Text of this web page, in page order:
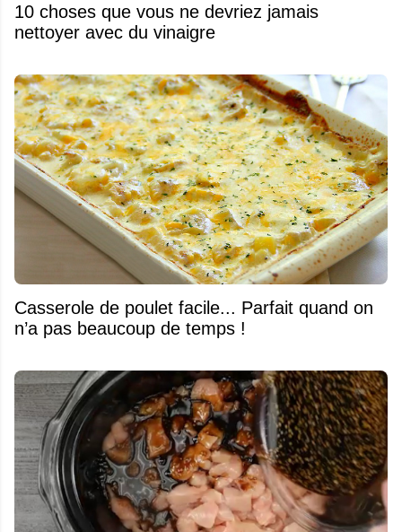
10 choses que vous ne devriez jamais
nettoyer avec du vinaigre
Casserole de poulet facile... Parfait quand on
n’a pas beaucoup de temps !